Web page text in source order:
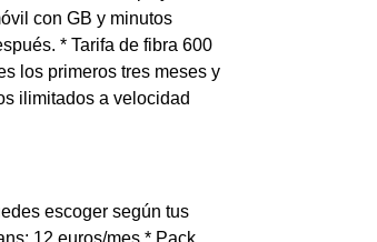
con GB y minutos
* Tarifa de fibra 600
los primeros tres meses y
ilimitados a velocidad
escoger según tus
12 euros/mes * Pack